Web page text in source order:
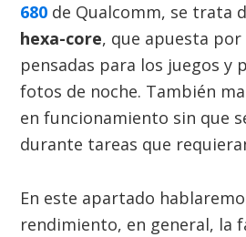
680 de Qualcomm, se trata
hexa-core, que apuesta
pensadas para los juegos y
fotos de noche. También
en funcionamiento sin que
durante tareas que
En este apartado
rendimiento, en general, la